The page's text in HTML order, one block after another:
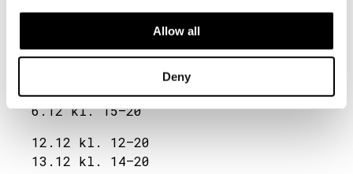
Allow all
Deny
Amos Krog julbord –
boka bord här
29.11 kl. 15–20
5.12 kl. 12–20
6.12 kl. 15–20
12.12 kl. 12–20
13.12 kl. 14–20